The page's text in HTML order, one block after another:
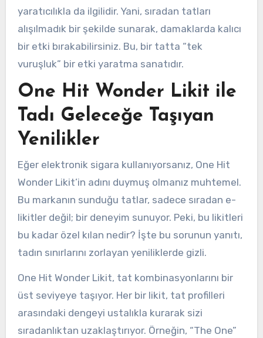
yaratıcılıkla da ilgilidir. Yani, sıradan tatları
alışılmadık bir şekilde sunarak, damaklarda kalıcı
bir etki bırakabilirsiniz. Bu, bir tatta “tek
vuruşluk” bir etki yaratma sanatıdır.
One Hit Wonder Likit ile
Tadı Geleceğe Taşıyan
Yenilikler
Eğer elektronik sigara kullanıyorsanız, One Hit
Wonder Likit’in adını duymuş olmanız muhtemel.
Bu markanın sunduğu tatlar, sadece sıradan e-
likitler değil; bir deneyim sunuyor. Peki, bu likitleri
bu kadar özel kılan nedir? İşte bu sorunun yanıtı,
tadın sınırlarını zorlayan yeniliklerde gizli.
One Hit Wonder Likit, tat kombinasyonlarını bir
üst seviyeye taşıyor. Her bir likit, tat profilleri
arasındaki dengeyi ustalıkla kurarak sizi
sıradanlıktan uzaklaştırıyor. Örneğin, “The One”